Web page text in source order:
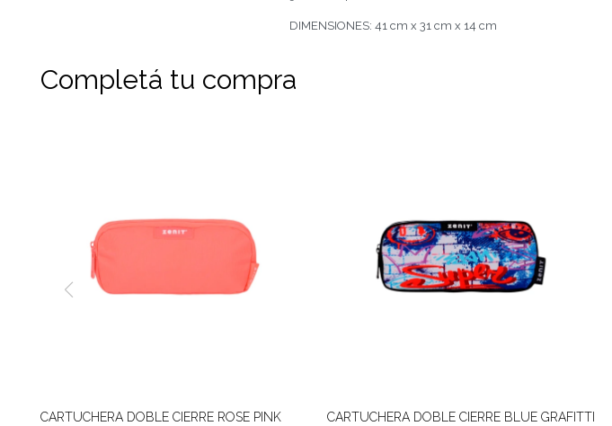
DIMENSIONES: 41 cm x 31 cm x 14 cm
Completá tu compra
CARTUCHERA DOBLE CIERRE ROSE PINK CARTUCHERA DOBLE CIERRE BLUE GRAFITTI